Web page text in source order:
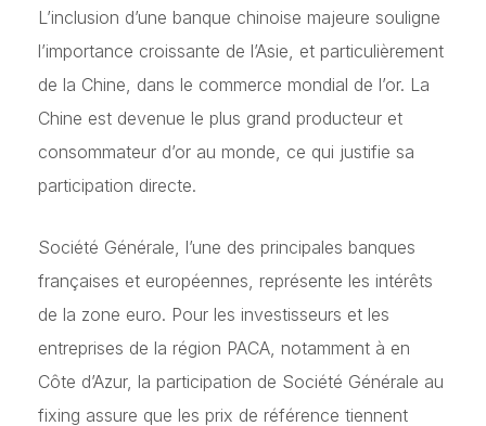
L’inclusion d’une banque chinoise majeure souligne
l’importance croissante de l’Asie, et particulièrement
de la Chine, dans le commerce mondial de l’or. La
Chine est devenue le plus grand producteur et
consommateur d’or au monde, ce qui justifie sa
participation directe.
Société Générale, l’une des principales banques
françaises et européennes, représente les intérêts
de la zone euro. Pour les investisseurs et les
entreprises de la région PACA, notamment à en
Côte d’Azur, la participation de Société Générale au
fixing assure que les prix de référence tiennent